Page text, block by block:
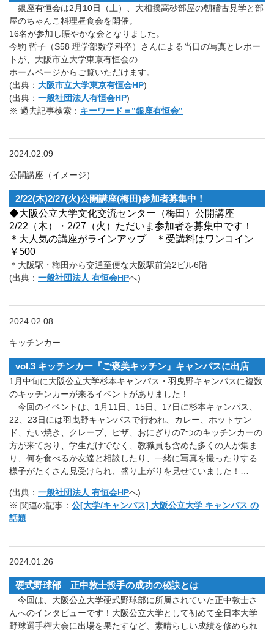
銀座有恒会は2月10日（土）、大相撲高砂部屋の朝稽古見学と部
屋のちゃんこ料理昼食会を開催。
16名が参加し賑やかな会となりました。
今駒 哲子（S58 理学部数学科卒）さんによる当日の写真とレポー
トが、大阪市立大学東京有恒会の
ホームページからご覧いただけます。
(出典： 大阪市立大学東京有恒会HP)
(出典： 一般社団法人有恒会HP)
※ 過去記事検索： キーワード＝”銀座有恒会”
2024.02.09
公開講座（イメージ）
2/22(木)2/27(火)公開講座(梅田)参加者募集中！
◆大阪公立大学文化交流センター（梅田）公開講座
2/22（木）・2/27（火）ただいま参加者を募集中です！
＊大人気の講座がラインアップ ＊受講料はワンコイン
￥500
＊大阪駅・梅田から交通至便な大阪駅前第2ビル6階
(出典： 一般社団法人 有恒会HPへ)
2024.02.08
キッチンカー
vol.3 キッチンカー『ご褒美キッチン』キャンパスに出店
1月中旬に大阪公立大学杉本キャンパス・羽曳野キャンパスに複数
のキッチンカーが来るイベントがありました！
今回のイベントは、1月11日、15日、17日に杉本キャンパス、
22、23日には羽曳野キャンパスで行われ、カレー、ホットサン
ド、たい焼き、クレープ、ピザ、おにぎりの7つのキッチンカーの
方が来ており、学生だけでなく、教職員も含めた多くの人が集ま
り、何を食べるか友達と相談したり、一緒に写真を撮ったりする
様子がたくさん見受けられ、盛り上がりを見せていました！…
(出典： 一般社団法人 有恒会HPへ)
※ 関連の記事： 公[大学/キャンパス] 大阪公立大学 キャンパス の
話題
2024.01.26
硬式野球部 正中敦士投手の成功の秘訣とは
今回は、大阪公立大学硬式野球部に所属されていた正中敦士さ
んへのインタビューです！大阪公立大学として初めて全日本大学
野球選手権大会に出場を果たすなど、素晴らしい成績を修められ